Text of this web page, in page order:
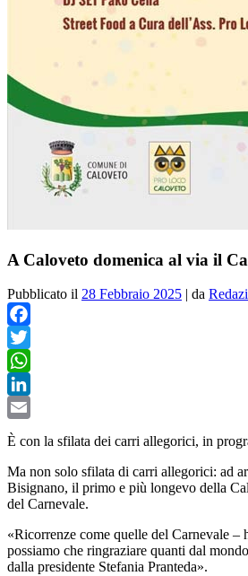
A Caloveto domenica al via il
Pubblicato il 28 Febbraio 2025 | da
Facebook
Twitter
WhatsApp
LinkedIn
Email
È con la sfilata dei carri allegorici, in
Ma non solo sfilata di carri allegorici: ad
Bisignano, il primo e più longevo della
del Carnevale.
«Ricorrenze come quelle del Carnevale –
possiamo che ringraziare quanti dal
dalla presidente Stefania Pranteda».